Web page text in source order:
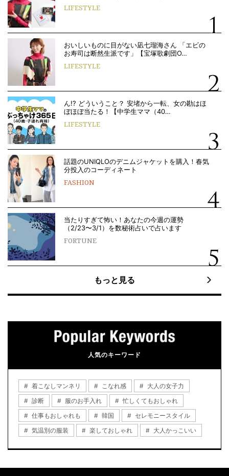
LIFESTYLE
おいしいものに目がない凪七瑠海さん 「エビの
お寿司は断然生派です」【宝塚歌劇団O…
LIFESTYLE
ん!? どういうこと？ 安堵から一転、女の勘はほ
ぼほぼ当たる！【中学生ママ（40…
LIFESTYLE
話題のUNIQLOのデニムジャケットを購入！春気
分投入のコーディネート
FASHION
当たりすぎて怖い！あなたの今週の運勢
（2/23〜3/1）を数秘術占いで占います
FORTUNE
もっと見る
人気のキーワード
着こなしマンネリ こなれ感
大人の女子力
診断
服のお手入れ
忙しくてもおしゃれ
仕事もおしゃれも
韓国
セレモニースタイル
気温別の服装
楽しておしゃれ 大人かっこいい